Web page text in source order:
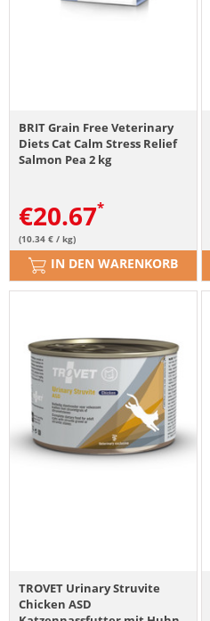
BRIT Grain Free Veterinary
Diets Cat Calm Stress Relief
Salmon Pea 2 kg
€20.67
(10.34 € / kg)
IN DEN WARENKORB
TROVET Urinary Struvite
Chicken ASD